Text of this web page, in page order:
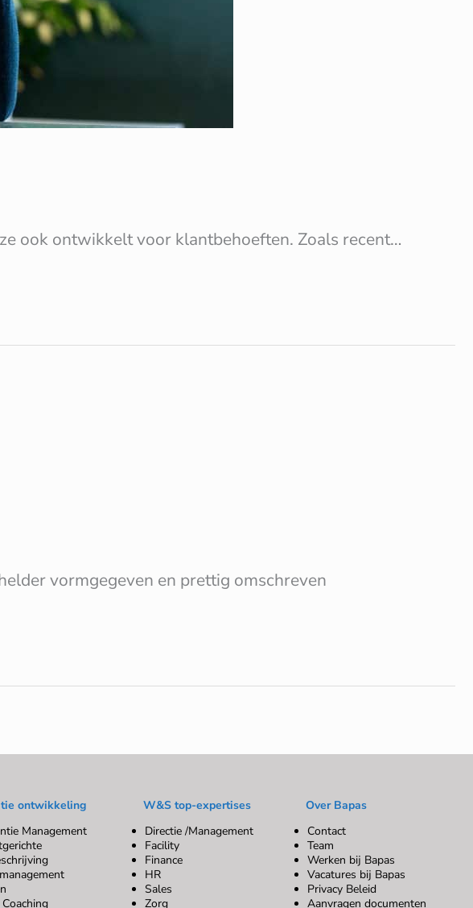
ook ontwikkelt voor klantbehoeften. Zoals recent…
vormgegeven en prettig omschreven
ontwikkeling
Management
W&S top-expertises
Directie /Management
Facility
Finance
HR
Sales
Zorg
Over Bapas
Contact
Team
Werken bij Bapas
Vacatures bij Bapas
Privacy Beleid
Aanvragen documenten